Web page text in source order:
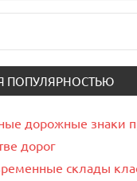
ПОПУЛЯРНОСТЬЮ
дорожные знаки
дорог
склады